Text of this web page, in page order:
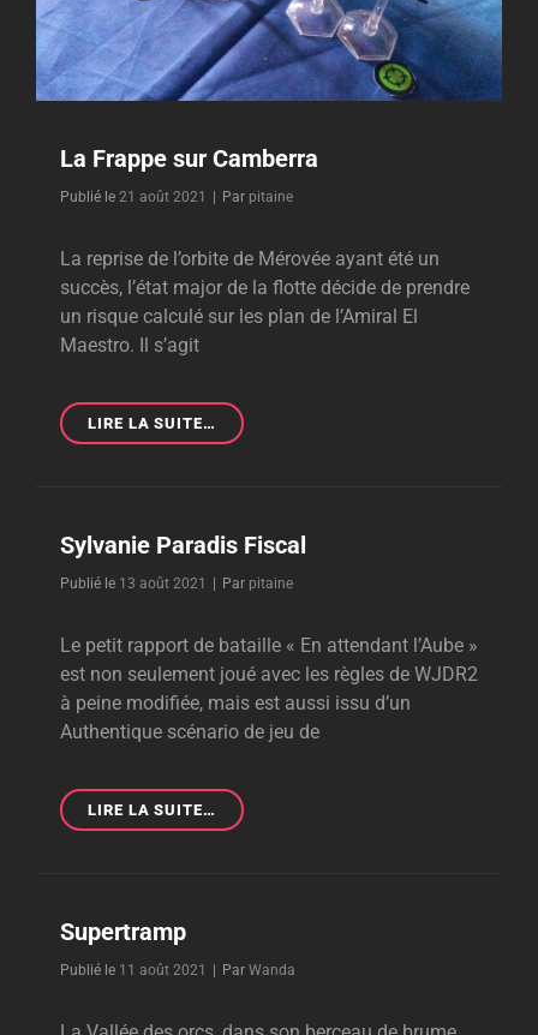
La Frappe sur Camberra
Publié le 21 août 2021 | Par Byline
pitaine
La reprise de l’orbite de Mérovée ayant été un
succès, l’état major de la flotte décide de prendre
un risque calculé sur les plan de l’Amiral El
Maestro. Il s’agit
LIRE LA SUITE…
FRAPPE
Sylvanie Paradis Fiscal
Publié le 13 août 2021 | Par Byline
pitaine
Le petit rapport de bataille « En attendant l’Aube »
est non seulement joué avec les règles de WJDR2
à peine modifiée, mais est aussi issu d’un
Authentique scénario de jeu de
LIRE LA SUITE… SYLVANIE
PARADIS
Supertramp
Publié le 11 août 2021 | Par Byline
Wanda